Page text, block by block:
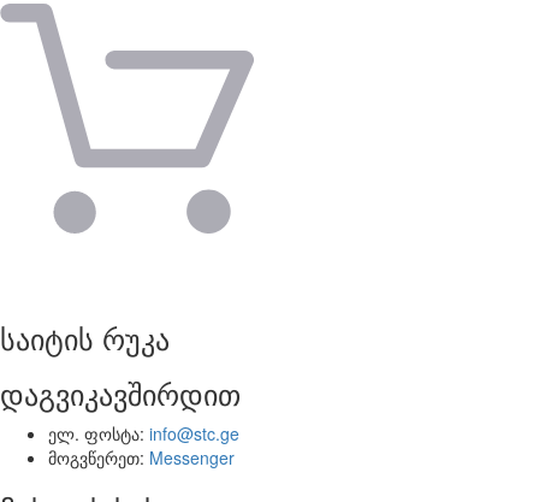
საიტის რუკა
დაგვიკავშირდით
ელ. ფოსტა: info@stc.ge
მოგვწერეთ: Messenger